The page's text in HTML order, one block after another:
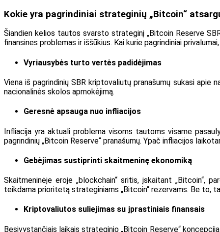
Kokie yra pagrindiniai strateginių „Bitcoin“
Šiandien kelios tautos svarsto strateginį „Bitcoin Reserve
finansines problemas ir iššūkius. Kai kurie pagrindiniai
Vyriausybės turto vertės padidėjimas
Viena iš pagrindinių SBR kriptovaliutų pranašumų sukasi
nacionalinės skolos apmokėjimą.
Geresnė apsauga nuo infliacijos
Infliacija yra aktuali problema visoms tautoms visame
pagrindinių „Bitcoin Reserve“ pranašumų. Ypač infliacijos
Gebėjimas sustiprinti skaitmeninę ekonomiką
Skaitmeninėje eroje „blockchain“ sritis, įskaitant „Bitcoin“,
teikdama prioritetą strateginiams „Bitcoin“ rezervams. Be to,
Kriptovaliutos suliejimas su įprastiniais finansais
Besivystančiais laikais strateginio „Bitcoin Reserve“